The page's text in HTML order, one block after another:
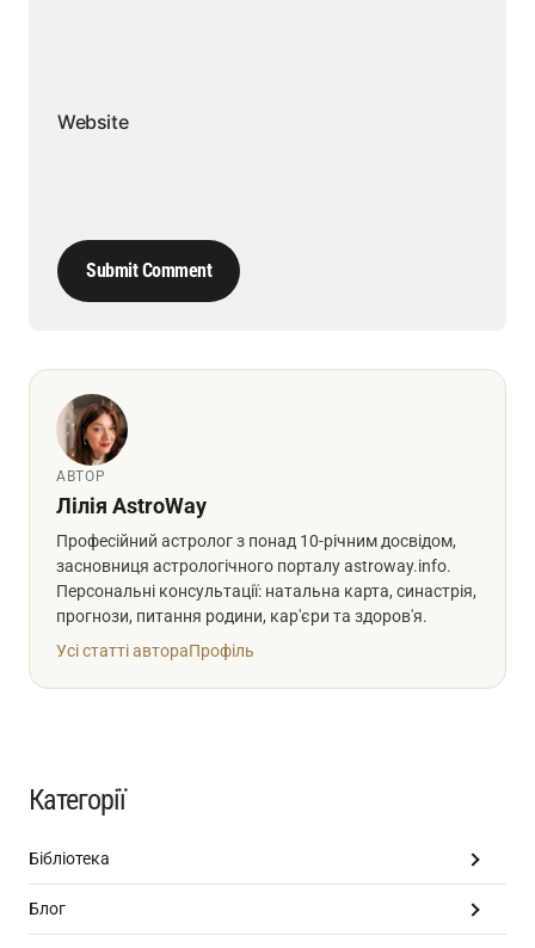
Website
Submit Comment
АВТОР
Лілія AstroWay
Професійний астролог з понад 10-річним досвідом,
засновниця астрологічного порталу astroway.info.
Персональні консультації: натальна карта, синастрія,
прогнози, питання родини, кар'єри та здоров'я.
Усі статті автораПрофіль
Категорії
Бібліотека
Блог